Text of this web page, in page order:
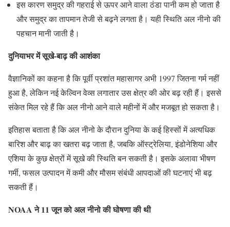
इस कारण समुद्र की गहराई से ऊपर आने वाला ठंडा पानी कम हो जाता है
और समुद्र का तापमान तेजी से बढ़ने लगता है। यही स्थिति अल नीनो की
पहचान मानी जाती है।
दुनियाभर में सूखे-बाढ़ की आशंका
वैज्ञानिकों का कहना है कि पूर्वी प्रशांत महासागर अभी 1997 जितना गर्म नहीं
हुआ है, लेकिन नई केल्विन वेव्स लगातार उस क्षेत्र की ओर बढ़ रही हैं। इससे
संकेत मिल रहे हैं कि अल नीनो आने वाले महीनों में और मजबूत हो सकता है।
इतिहास बताता है कि अल नीनो के दौरान दुनिया के कई हिस्सों में अत्यधिक
बारिश और बाढ़ का खतरा बढ़ जाता है, जबकि ऑस्ट्रेलिया, इंडोनेशिया और
एशिया के कुछ क्षेत्रों में सूखे की स्थिति बन सकती है। इसके अलावा भीषण
गर्मी, फसल उत्पादन में कमी और मौसम संबंधी आपदाओं की घटनाएं भी बढ़
सकती हैं।
NOAA ने 11 जून को अल नीनो की घोषणा की थी